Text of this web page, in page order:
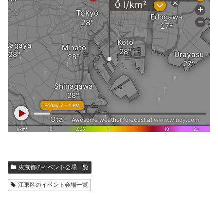
東京都のイベント会場一覧
江東区のイベント会場一覧